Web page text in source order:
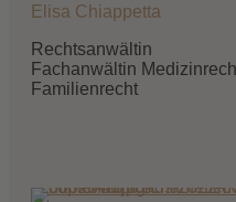
Elisa Chiappetta
Rechtsanwältin
Fachanwältin
Familienrecht